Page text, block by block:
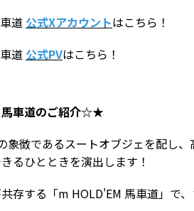
道 公式Xアカウントはこちら！
道 公式PVはこちら！
車道のご紹介☆★
象徴であるスートオブジェを配し
るひとときを演出します！
存する「m HOLD'EM 馬車道」で